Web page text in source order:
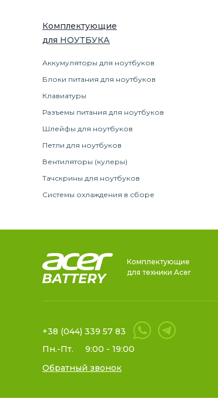
Комплектующие
для НОУТБУКА
Аккумуляторы для ноутбуков
Блоки питания для ноутбуков
Клавиатуры
Разъемы питания для ноутбуков
Шлейфы для ноутбуков
Петли для ноутбуков
Вентиляторы (кулеры)
Тачскрины для ноутбуков
Системы охлаждения в сборе
Комплектующие
для техники Acer
+38 (044) 339 57 83
Пн.-Пт.
9:00 - 19:00
Обратный звонок